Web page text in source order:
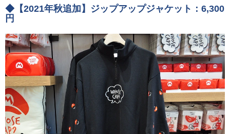
◆【2021年秋追加】ジップアップジャケット：6,300
円